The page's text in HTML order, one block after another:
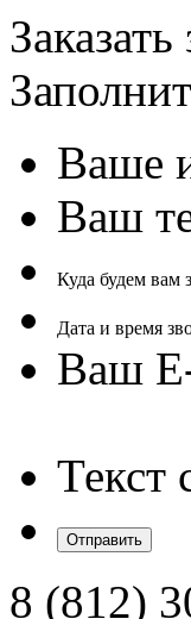
Ваше
Ваш
Куда будем вам
Дата и время
Ваш
Текст
8 (812)